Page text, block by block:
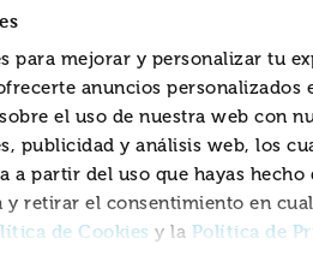
para mejorar y personalizar tu
anuncios personalizados
el uso de nuestra web con
publicidad y análisis web, los
partir del uso que hayas hecho
y retirar el consentimiento en
de Cookies y la Política de